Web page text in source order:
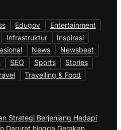
Edugov
Entertainment
Infrastruktur
Inspirasi
News
Newsbeat
SEO Sports
Stories
Travelling & Food
Strategi Berjenjang Hadapi
Darurat hingga Gerakan